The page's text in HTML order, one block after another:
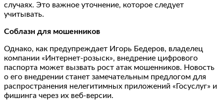
случаях. Это важное уточнение, которое следует
учитывать.
Соблазн для мошенников
Однако, как предупреждает Игорь Бедеров, владелец
компании «Интернет-розыск», внедрение цифрового
паспорта может вызвать рост атак мошенников. Новость
о его внедрении станет замечательным предлогом для
распространения нелегитимных приложений «Госуслуг» и
фишинга через их веб-версии.